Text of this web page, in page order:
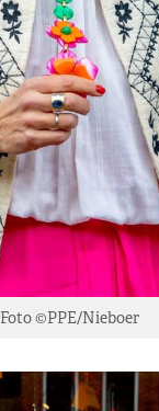
Foto ©PPE/Nieboer